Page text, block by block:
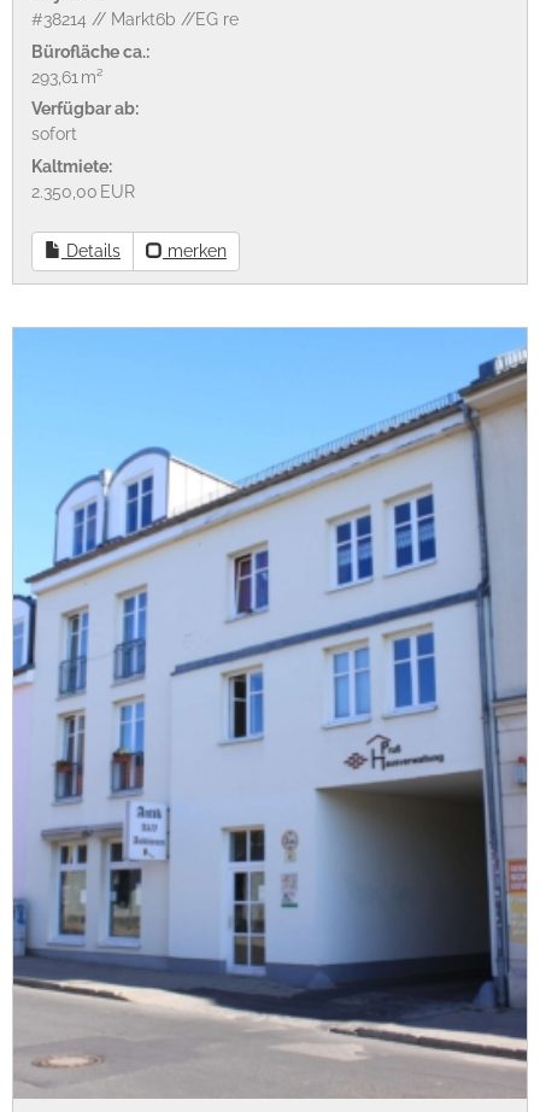
#38214 // Markt6b //EG re
Bürofläche ca.:
293,61 m²
Verfügbar ab:
sofort
Kaltmiete:
2.350,00 EUR
Details merken